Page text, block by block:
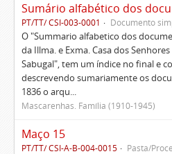
PT/TT/ CSI-003-0001 Documento
O "Summario alfabetico dos
da Illma. e Exma. Casa dos
Sabugal", tem um índice no final e
descrevendo sumariamente os
1836 o arqu...
Mascarenhas. Família (1910-1945)
Maço 15
PT/TT/ CSI-A-B-004-0015 Pasta/